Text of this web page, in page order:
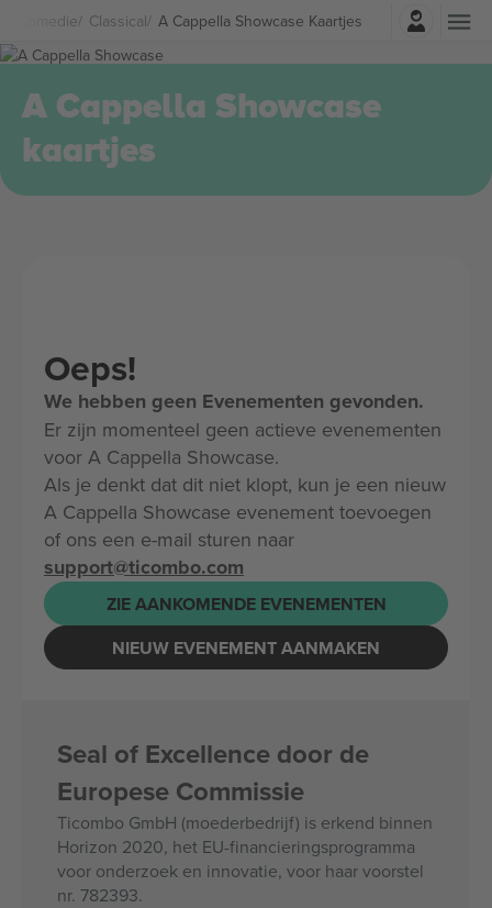
Komedie Classical A Cappella Showcase Kaartjes
Log in
A Cappella Showcase
kaartjes
Oeps!
We hebben geen Evenementen gevonden.
Er zijn momenteel geen actieve evenementen
voor A Cappella Showcase.
Als je denkt dat dit niet klopt, kun je een nieuw
A Cappella Showcase evenement toevoegen
of ons een e-mail sturen naar
support@ticombo.com
ZIE AANKOMENDE EVENEMENTEN
NIEUW EVENEMENT AANMAKEN
Seal of Excellence door de
Europese Commissie
Ticombo GmbH (moederbedrijf) is erkend binnen
Horizon 2020, het EU-financieringsprogramma
voor onderzoek en innovatie, voor haar voorstel
nr. 782393.